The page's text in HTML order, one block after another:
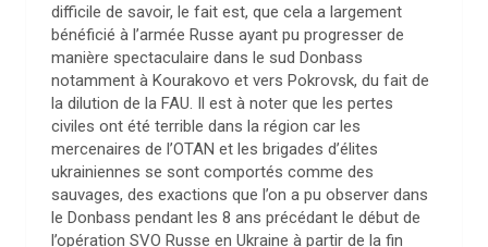
difficile de savoir, le fait est, que cela a largement
bénéficié à l’armée Russe ayant pu progresser de
manière spectaculaire dans le sud Donbass
notamment à Kourakovo et vers Pokrovsk, du fait de
la dilution de la FAU. Il est à noter que les pertes
civiles ont été terrible dans la région car les
mercenaires de l’OTAN et les brigades d’élites
ukrainiennes se sont comportés comme des
sauvages, des exactions que l’on a pu observer dans
le Donbass pendant les 8 ans précédant le début de
l’opération SVO Russe en Ukraine à partir de la fin